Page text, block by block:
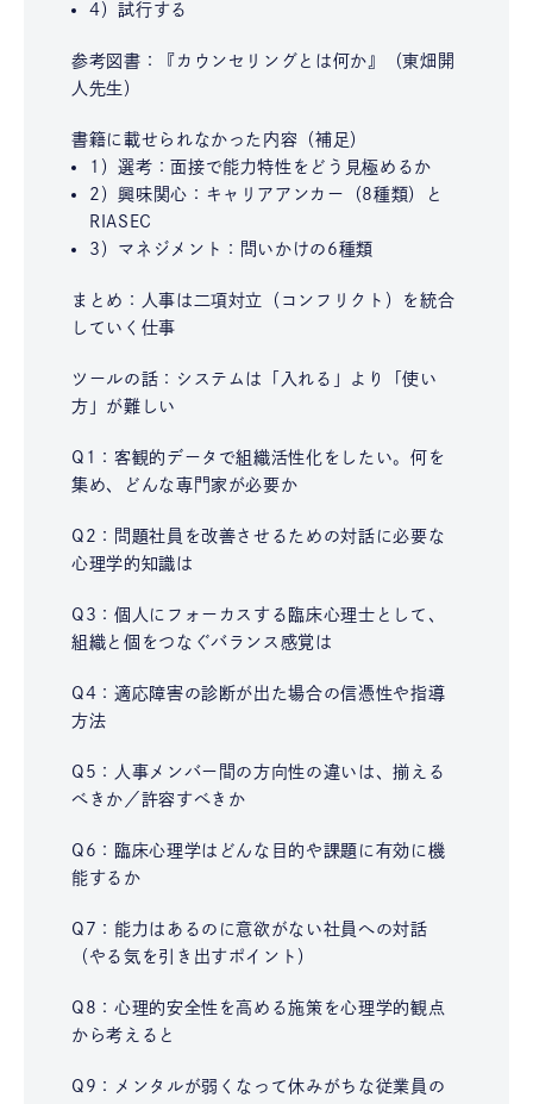
4）試行する
参考図書：『カウンセリングとは何か』（東畑開
人先生）
書籍に載せられなかった内容（補足）
1）選考：面接で能力特性をどう見極めるか
2）興味関心：キャリアアンカー（8種類）と
RIASEC
3）マネジメント：問いかけの6種類
まとめ：人事は二項対立（コンフリクト）を統合
していく仕事
ツールの話：システムは「入れる」より「使い
方」が難しい
Q1：客観的データで組織活性化をしたい。何を
集め、どんな専門家が必要か
Q2：問題社員を改善させるための対話に必要な
心理学的知識は
Q3：個人にフォーカスする臨床心理士として、
組織と個をつなぐバランス感覚は
Q4：適応障害の診断が出た場合の信憑性や指導
方法
Q5：人事メンバー間の方向性の違いは、揃える
べきか／許容すべきか
Q6：臨床心理学はどんな目的や課題に有効に機
能するか
Q7：能力はあるのに意欲がない社員への対話
（やる気を引き出すポイント）
Q8：心理的安全性を高める施策を心理学的観点
から考えると
Q9：メンタルが弱くなって休みがちな従業員の